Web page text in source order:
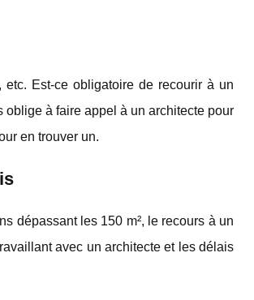
etc. Est-ce obligatoire de recourir à un
oblige à faire appel à un architecte pour
en trouver un.
dépassant les 150 m², le recours à un
avec un architecte et les délais